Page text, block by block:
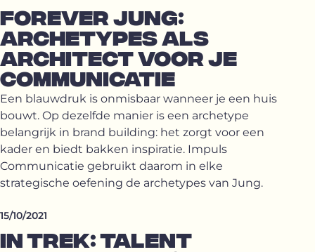
FOREVER JUNG:
ARCHETYPES ALS
ARCHITECT VOOR JE
COMMUNICATIE
Een blauwdruk is onmisbaar wanneer je een huis
bouwt. Op dezelfde manier is een archetype
belangrijk in brand building: het zorgt voor een
kader en biedt bakken inspiratie. Impuls
Communicatie gebruikt daarom in elke
strategische oefening de archetypes van Jung.
15/10/2021
IN TREK: TALENT